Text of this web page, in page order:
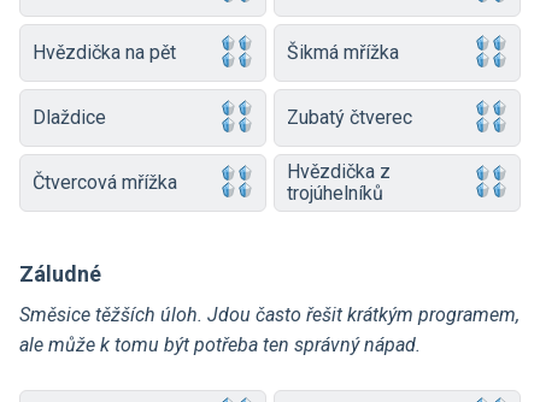
Hvězdička na pět Šikmá mřížka
Dlaždice Zubatý čtverec
Čtvercová mřížka
Hvězdička z
trojúhelníků
Záludné
Směsice těžších úloh. Jdou často řešit krátkým programem,
ale může k tomu být potřeba ten správný nápad.